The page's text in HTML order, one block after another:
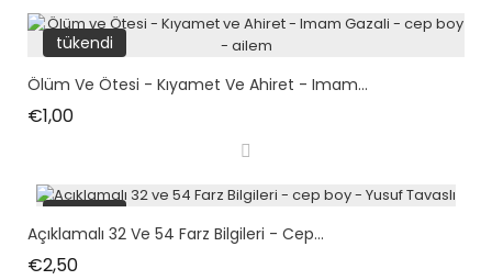
tükendi
Ölüm Ve Ötesi - Kıyamet Ve Ahiret - Imam...
€1,00Fiyat
tükendi
Açıklamalı 32 Ve 54 Farz Bilgileri - Cep...
€2,50Fiyat